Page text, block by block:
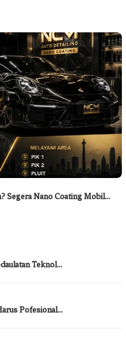
Segera Nano Coating Mobil…
Teknol…
Pofesional…